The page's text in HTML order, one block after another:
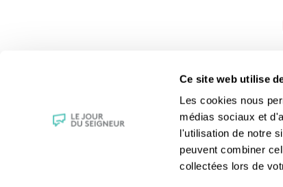
Ce site web utilise
Les cookies nous
médias sociaux et
l'utilisation de notre
peuvent combiner
collectées lors de
La messe
Magazine Le Jour du Seigneur